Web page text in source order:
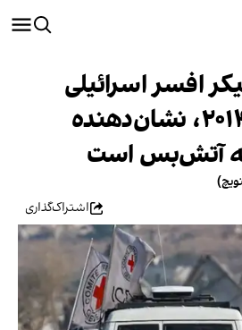
افسر اسرائیلی
کشته‌شده در ۲۰۱۴، نشان‌دهنده
آتش‌بس است
اشتراک‌گذاری